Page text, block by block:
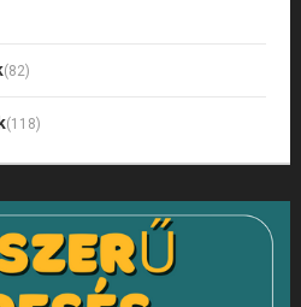
(82)
(118)